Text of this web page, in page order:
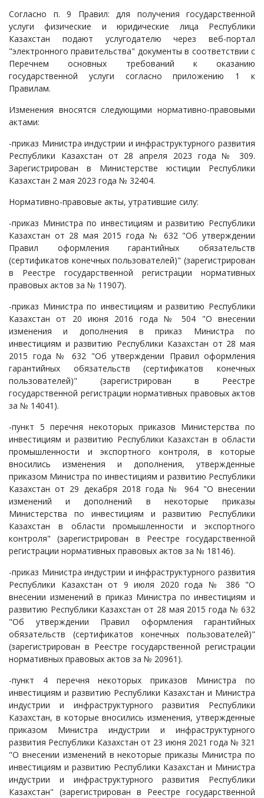
Согласно п. 9 Правил: для получения государственной
услуги физические и юридические лица Республики
Казахстан подают услугодателю через веб-портал
"электронного правительства" документы в соответствии с
Перечнем основных требований к оказанию
государственной услуги согласно приложению 1 к
Правилам.
Изменения вносятся следующими нормативно-правовыми
актами:
-приказ Министра индустрии и инфраструктурного развития
Республики Казахстан от 28 апреля 2023 года № 309.
Зарегистрирован в Министерстве юстиции Республики
Казахстан 2 мая 2023 года № 32404.
Нормативно-правовые акты, утратившие силу:
-приказ Министра по инвестициям и развитию Республики
Казахстан от 28 мая 2015 года № 632 "Об утверждении
Правил оформления гарантийных обязательств
(сертификатов конечных пользователей)" (зарегистрирован
в Реестре государственной регистрации нормативных
правовых актов за № 11907).
-приказ Министра по инвестициям и развитию Республики
Казахстан от 20 июня 2016 года № 504 "О внесении
изменения и дополнения в приказ Министра по
инвестициям и развитию Республики Казахстан от 28 мая
2015 года № 632 "Об утверждении Правил оформления
гарантийных обязательств (сертификатов конечных
пользователей)" (зарегистрирован в Реестре
государственной регистрации нормативных правовых актов
за № 14041).
-пункт 5 перечня некоторых приказов Министерства по
инвестициям и развитию Республики Казахстан в области
промышленности и экспортного контроля, в которые
вносились изменения и дополнения, утвержденные
приказом Министра по инвестициям и развитию Республики
Казахстан от 29 декабря 2018 года № 964 "О внесении
изменений и дополнений в некоторые приказы
Министерства по инвестициям и развитию Республики
Казахстан в области промышленности и экспортного
контроля" (зарегистрирован в Реестре государственной
регистрации нормативных правовых актов за № 18146).
-приказ Министра индустрии и инфраструктурного развития
Республики Казахстан от 9 июля 2020 года № 386 "О
внесении изменений в приказ Министра по инвестициям и
развитию Республики Казахстан от 28 мая 2015 года № 632
"Об утверждении Правил оформления гарантийных
обязательств (сертификатов конечных пользователей)"
(зарегистрирован в Реестре государственной регистрации
нормативных правовых актов за № 20961).
-пункт 4 перечня некоторых приказов Министра по
инвестициям и развитию Республики Казахстан и Министра
индустрии и инфраструктурного развития Республики
Казахстан, в которые вносились изменения, утвержденные
приказом Министра индустрии и инфраструктурного
развития Республики Казахстан от 23 июня 2021 года № 321
"О внесении изменений в некоторые приказы Министра по
инвестициям и развитию Республики Казахстан и Министра
индустрии и инфраструктурного развития Республики
Казахстан" (зарегистрирован в Реестре государственной